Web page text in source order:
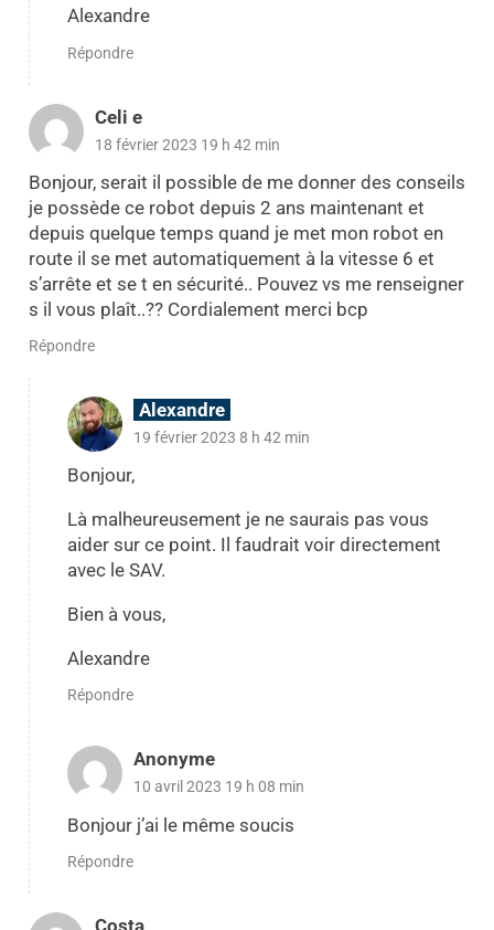
Alexandre
Répondre
Celi e
18 février 2023 19 h 42 min
Bonjour, serait il possible de me donner des conseils
je possède ce robot depuis 2 ans maintenant et
depuis quelque temps quand je met mon robot en
route il se met automatiquement à la vitesse 6 et
s’arrête et se t en sécurité.. Pouvez vs me renseigner
s il vous plaît..?? Cordialement merci bcp
Répondre
Alexandre
19 février 2023 8 h 42 min
Bonjour,
Là malheureusement je ne saurais pas vous
aider sur ce point. Il faudrait voir directement
avec le SAV.
Bien à vous,
Alexandre
Répondre
Anonyme
10 avril 2023 19 h 08 min
Bonjour j’ai le même soucis
Répondre
Costa